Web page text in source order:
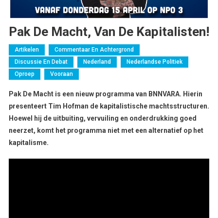
Pak De Macht, Van De Kapitalisten!
Artikelen
Commentaar En Achtergrond
Discussie En Debat
Nederland
Nederlandse Politiek
Oproep
Vooraan
Pak De Macht is een nieuw programma van BNNVARA. Hierin
presenteert Tim Hofman de kapitalistische machtsstructuren.
Hoewel hij de uitbuiting, vervuiling en onderdrukking goed
neerzet, komt het programma niet met een alternatief op het
kapitalisme.